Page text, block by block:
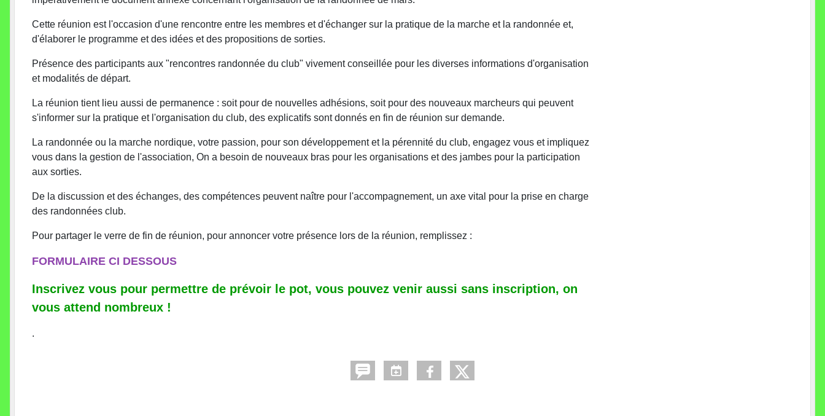
Cette réunion est l'occasion d'une rencontre entre les membres et d'échanger sur la pratique de la marche et la randonnée et,
d'élaborer le programme et des idées et des propositions de sorties.
Présence des participants aux "rencontres randonnée du club" vivement conseillée pour les diverses informations d'organisation
et modalités de départ.
La réunion tient lieu aussi de permanence : soit pour de nouvelles adhésions, soit pour des nouveaux marcheurs qui peuvent
s'informer sur la pratique et l'organisation du club, des explicatifs sont donnés en fin de réunion sur demande.
La randonnée ou la marche nordique, votre passion, pour son développement et la pérennité du club, engagez vous et impliquez
vous dans la gestion de l'association, On a besoin de nouveaux bras pour les organisations et des jambes pour la participation
aux sorties.
De la discussion et des échanges, des compétences peuvent naître pour l'accompagnement, un axe vital pour la prise en charge
des randonnées club.
Pour partager le verre de fin de réunion, pour annoncer votre présence lors de la réunion, remplissez :
FORMULAIRE CI DESSOUS
Inscrivez vous pour permettre de prévoir le pot, vous pouvez venir aussi sans inscription, on
vous attend nombreux !
.